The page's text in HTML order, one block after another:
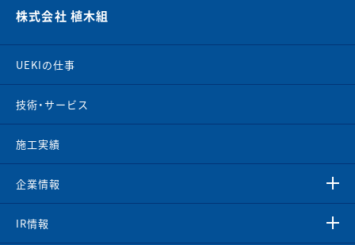
株式会社 植木組
UEKIの仕事
技術・サービス
施工実績
企業情報
IR情報